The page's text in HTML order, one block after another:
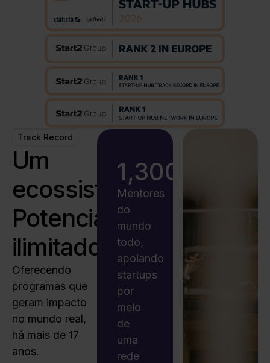
Track Record
Um
ecossistema.
Potencial
ilimitado.
Oferecendo
programas que
geram impacto
no mundo real,
há mais de 17
anos.
1,300
Mentores
do
mundo
todo,
apoiando
startups
por
meio
de
uma
rede